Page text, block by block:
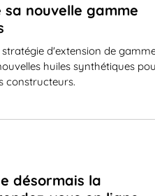
nouvelle gamme
d'extension de
huiles synthétiques
constructeurs.
désormais la